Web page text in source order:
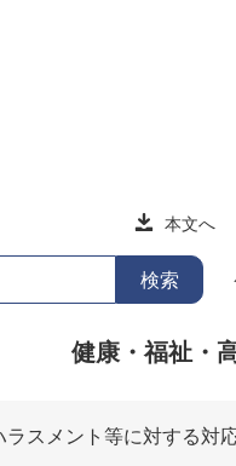
本文へ
健康・福祉・
ラスメント等に対する対